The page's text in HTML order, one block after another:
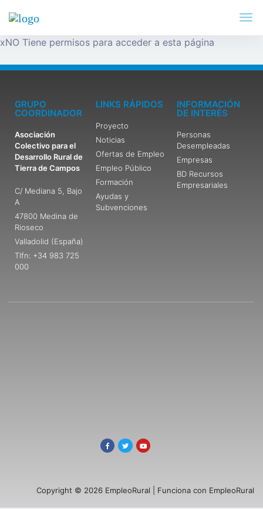
xNO Tiene permisos para acceder a esta página
GRUPO
COORDINADOR
Asociación
Colectivo para el
Desarrollo Rural de
Tierra de Campos
C/ Mediana 5, Bajo
A
47800 Medina de
Rioseco
Valladolid (España)
Tlfn: +34 983 725
000
LINKS RÁPIDOS
Proyecto
Noticias
Ofertas de Empleo
Empleo Público
Formación
Ayudas y
Subvenciones
INFORMACIÓN
DE INTERÉS
Personas
Desempleadas
Empresas
BD Recursos
Empresariales
Copyright © 2026 EmpleoRural | Funciona con EmpleoRural